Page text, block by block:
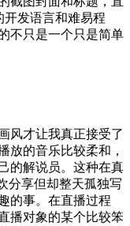
发语言和难易程
不只是一个只是简单
风才让我真正接受了
放的音乐比较柔和，
的解说员。这种在真
分享但却整天孤独写
的事。在直播过程
播对象的某个比较笨